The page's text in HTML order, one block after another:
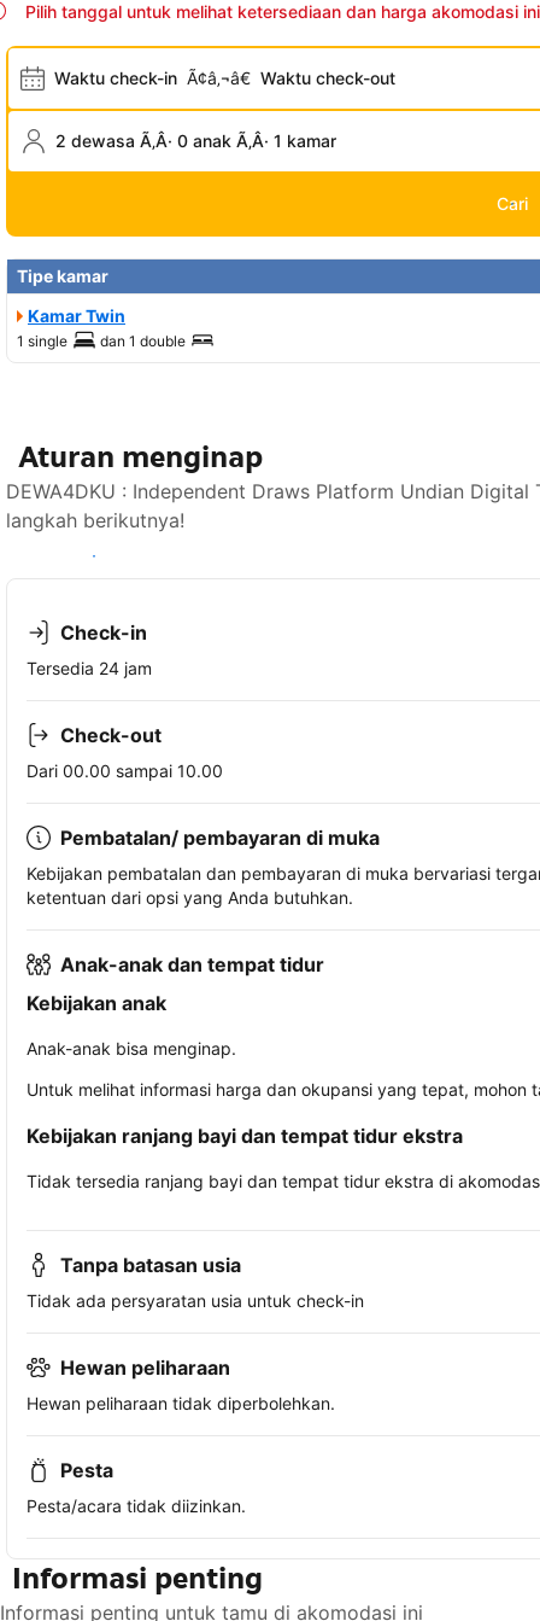
Pilih tanggal untuk melihat ketersediaan dan harga akomodasi ini
Waktu check-in Ã¢â‚¬â€ Waktu check-out
2 dewasa Ã‚Â· 0 anak Ã‚Â· 1 kamar
Cari
Tipe kamar
Kamar Twin
1 single dan 1 double
Aturan menginap
DEWA4DKU : Independent Draws Platform Undian
langkah berikutnya!
Lihat ketersediaan
Check-in
Tersedia 24 jam
Check-out
Dari 00.00 sampai 10.00
Pembatalan/ pembayaran di muka
Kebijakan pembatalan dan pembayaran di muka bervariasi
ketentuan dari opsi yang Anda butuhkan.
Anak-anak dan tempat tidur
Kebijakan anak
Anak-anak bisa menginap.
Untuk melihat informasi harga dan okupansi yang tepat,
Kebijakan ranjang bayi dan tempat tidur ekstra
Tidak tersedia ranjang bayi dan tempat tidur ekstra di
Tanpa batasan usia
Tidak ada persyaratan usia untuk check-in
Hewan peliharaan
Hewan peliharaan tidak diperbolehkan.
Pesta
Pesta/acara tidak diizinkan.
Informasi penting
Informasi penting untuk tamu di akomodasi ini